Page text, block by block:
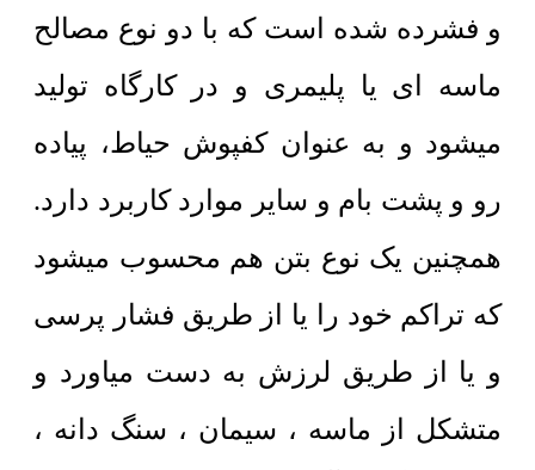
و فشرده شده است که با دو نوع مصالح
ماسه ای یا پلیمری و در کارگاه تولید
میشود و به عنوان کفپوش حیاط، پیاده
رو و پشت بام و سایر موارد کاربرد دارد.
همچنین یک نوع بتن هم محسوب میشود
که تراکم خود را یا از طریق فشار پرسی
و یا از طریق لرزش به دست میاورد و
متشکل از ماسه ، سیمان ، سنگ دانه ،